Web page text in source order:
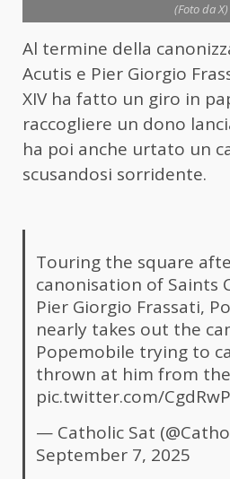
(Foto da X)
Al termine della
Acutis e Pier Giorgio
XIV ha fatto un giro in
raccogliere un dono
ha poi anche urtato un
scusandosi sorridente.
Touring the square
canonisation of Saints
Pier Giorgio Frassati,
nearly takes out the
Popemobile trying to
thrown at him from
pic.twitter.com/
— Catholic Sat
September 7, 2025